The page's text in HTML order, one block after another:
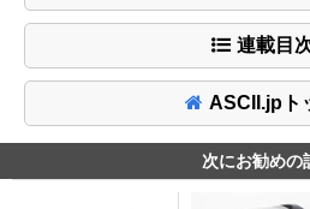
連載目
ASCII.jpト
次にお勧めの